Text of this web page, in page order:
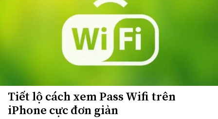
Tiết lộ cách xem Pass Wifi trên
iPhone cực đơn giản